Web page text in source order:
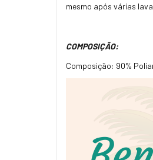
mesmo após várias
COMPOSIÇÃO:
Composição: 90%